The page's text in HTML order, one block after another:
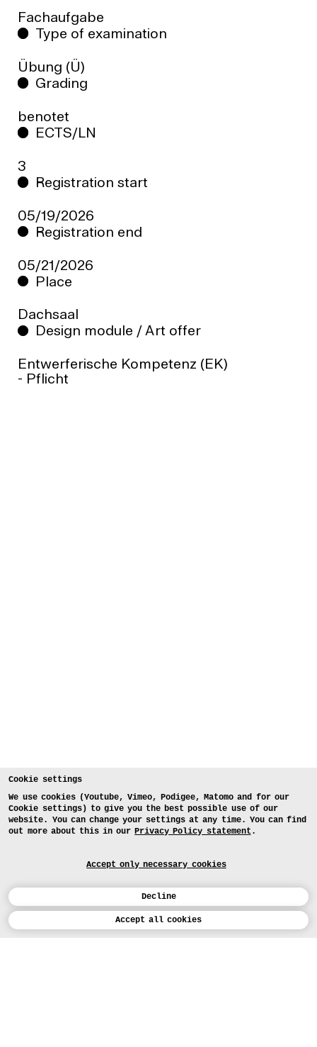
Cookie settings
We use cookies (Youtube, Vimeo, Podigee, Matomo and for our
Cookie settings) to give you the best possible use of our
website. You can change your settings at any time. You can find
out more about this in ourPrivacy Policy statement .
Accept only necessary cookies
Decline
Accept all cookies
Calendar
Fachaufgabe
Type of examination
Übung (Ü)
Grading
benotet
ECTS/LN
3
Registration start
05/19/2026
Registration end
05/21/2026
Place
Dachsaal
Design module / Art offer
Entwerferische Kompetenz (EK)
- Pflicht